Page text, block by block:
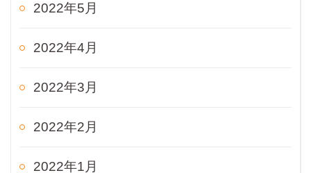
2022年5月
2022年4月
2022年3月
2022年2月
2022年1月